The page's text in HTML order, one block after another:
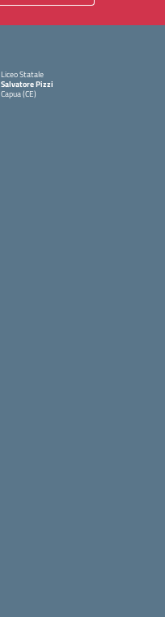
Liceo Statale
Salvatore Pizzi
Capua (CE)
— Visita la pagina iniziale della scuola